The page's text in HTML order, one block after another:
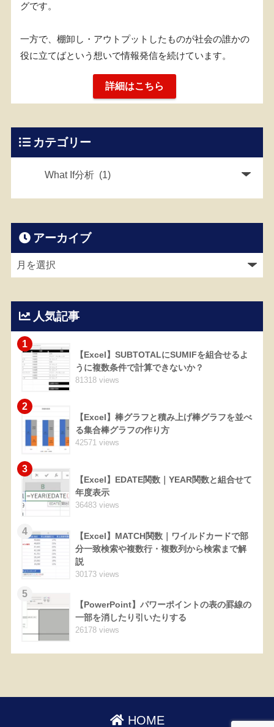
グです。
一方で、棚卸し・アウトプットしたものが社会の誰かの
役に立てばという想いで情報発信を続けています。
詳細はこちら
カテゴリー
アーカイブ
人気記事
1
【Excel】SUBTOTALにSUMIFを組合せるよ
うに複数条件で計算できないか？
81318 views
2
【Excel】棒グラフと積み上げ棒グラフを並べ
る集合棒グラフの作り方
42571 views
3
【Excel】EDATE関数｜YEAR関数と組合せて
年度表示
36483 views
4
【Excel】MATCH関数｜ワイルドカードで部
分一致検索や複数行・複数列から検索まで解
説
30173 views
5
【PowerPoint】パワーポイントの表の罫線の
一部を消したり引いたりする
26178 views
HOME